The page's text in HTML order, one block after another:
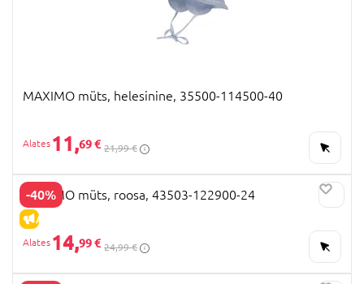
MAXIMO müts, helesinine, 35500-114500-40
11,69 € 21,99 €
-40%
ALLAHINDLUS
MAXIMO müts, roosa, 43503-122900-24
14,99 € 24,99 €